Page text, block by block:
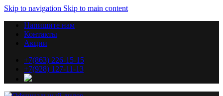
Skip to navigation Skip to main content
Напишите нам
Контакты
Акции
+7(863) 226-15-15
+7(928) 127-11-13